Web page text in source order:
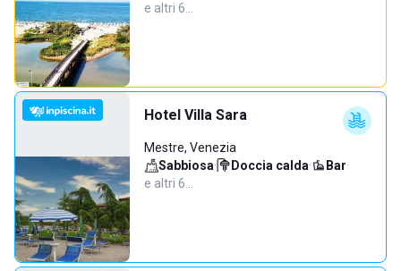
e altri 6…
Hotel Villa Sara
Mestre, Venezia
Sabbiosa· Doccia calda· Bar·
e altri 6…